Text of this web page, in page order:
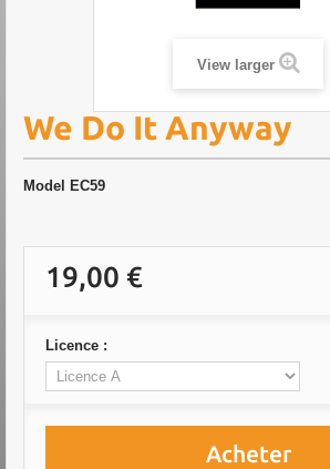
View larger
We Do It Anyway
Model EC59
19,00 €
Licence :
Acheter